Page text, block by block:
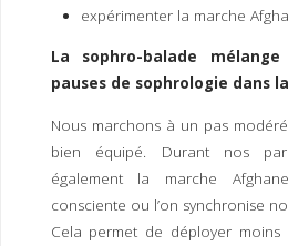
expérimenter la marche
La sophro-balade
pauses de sophrologie dans
Nous marchons à un pas
bien équipé. Durant nos
également la marche
consciente ou l’on synchronise
Cela permet de déployer moins